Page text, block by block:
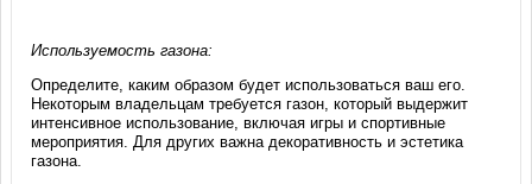
Используемость газона:
Определите, каким образом будет использоваться ваш его.
Некоторым владельцам требуется газон, который выдержит
интенсивное использование, включая игры и спортивные
мероприятия. Для других важна декоративность и эстетика
газона.